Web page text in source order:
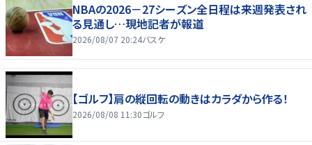
NBAの2026－27シーズン全日程は来週発表され
る見通し…現地記者が報道
2026/08/07 20:24バスケ
【ゴルフ】肩の縦回転の動きはカラダから作る！
2026/08/08 11:30ゴルフ